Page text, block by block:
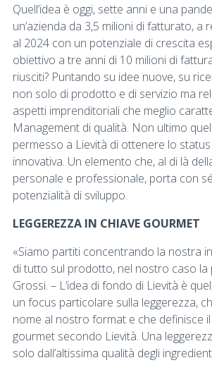
Quell’idea è oggi, sette anni e una
un’azienda da 3,5 milioni di fatturato, a
al 2024 con un potenziale di crescita
obiettivo a tre anni di 10 milioni di
riusciti? Puntando su idee nuove, su
non solo di prodotto e di servizio ma
aspetti imprenditoriali che meglio
Management di qualità. Non ultimo
permesso a Lievità di ottenere lo
innovativa. Un elemento che, al di là
personale e professionale, porta con
potenzialità di sviluppo.
LEGGEREZZA IN CHIAVE GOURMET
«Siamo partiti concentrando la nostra
di tutto sul prodotto, nel nostro caso la
Grossi. – L’idea di fondo di Lievità è
un focus particolare sulla leggerezza,
nome al nostro format e che definisce
gourmet secondo Lievità. Una
solo dall’altissima qualità degli